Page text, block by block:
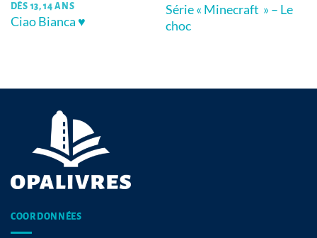
DÈS 13, 14 ANS
Ciao Bianca ♥
Série « Minecraft » – Le
choc
COORDONNÉES